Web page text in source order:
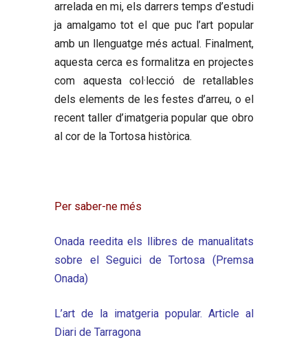
arrelada en mi, els darrers temps d’estudi
ja amalgamo tot el que puc l’art popular
amb un llenguatge més actual. Finalment,
aquesta cerca es formalitza en projectes
com aquesta col·lecció de retallables
dels elements de les festes d’arreu, o el
recent taller d’imatgeria popular que obro
al cor de la Tortosa històrica.
Per saber-ne més
Onada reedita els llibres de manualitats
sobre el Seguici de Tortosa (Premsa
Onada)
L’art de la imatgeria popular. Article al
Diari de Tarragona